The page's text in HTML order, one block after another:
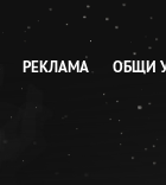
РЕКЛАМА ОБЩИ